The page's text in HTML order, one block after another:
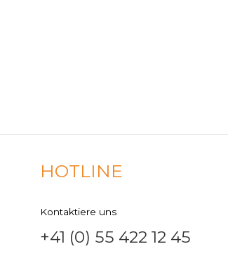
HOTLINE
Kontaktiere uns
+41 (0) 55 422 12 45